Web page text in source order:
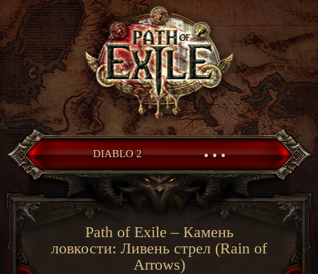
DIABLO 2 • • •
Path of Exile – Камень
ловкости: Ливень стрел (Rain of
Arrows)